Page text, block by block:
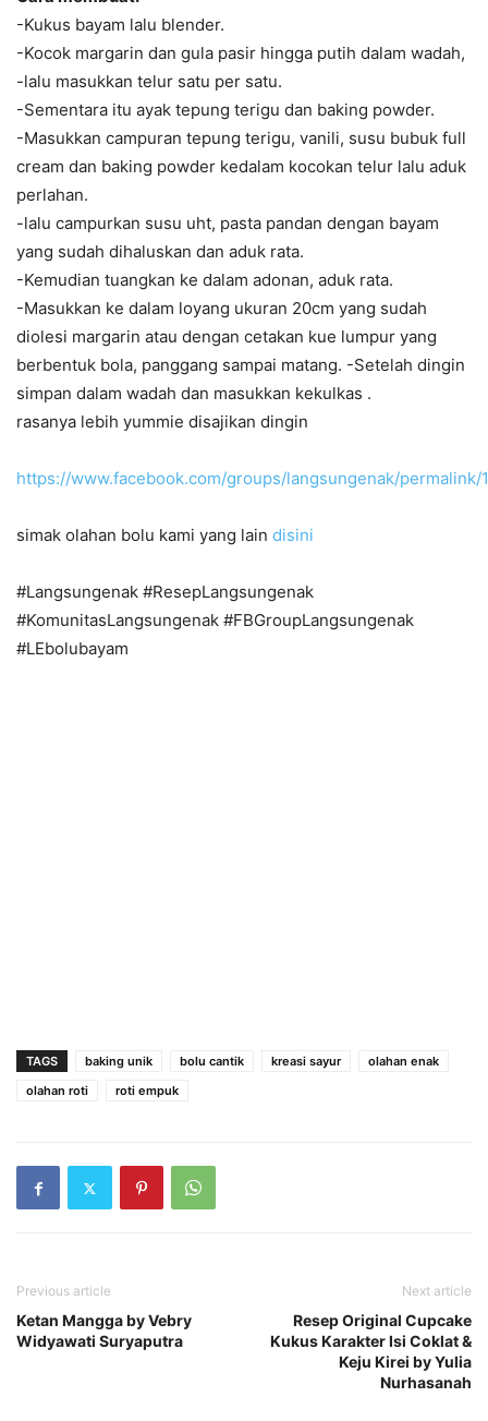
-Kukus bayam lalu blender.
-Kocok margarin dan gula pasir hingga putih dalam wadah,
-lalu masukkan telur satu per satu.
-Sementara itu ayak tepung terigu dan baking powder.
-Masukkan campuran tepung terigu, vanili, susu bubuk full
cream dan baking powder kedalam kocokan telur lalu aduk
perlahan.
-lalu campurkan susu uht, pasta pandan dengan bayam
yang sudah dihaluskan dan aduk rata.
-Kemudian tuangkan ke dalam adonan, aduk rata.
-Masukkan ke dalam loyang ukuran 20cm yang sudah
diolesi margarin atau dengan cetakan kue lumpur yang
berbentuk bola, panggang sampai matang. -Setelah dingin
simpan dalam wadah dan masukkan kekulkas .
rasanya lebih yummie disajikan dingin
https://www.facebook.com/groups/langsungenak/
simak olahan bolu kami yang lain disini
#Langsungenak #ResepLangsungenak
#KomunitasLangsungenak #FBGroupLangsungenak
#LEbolubayam
TAGS baking unik bolu cantik kreasi sayur
olahan enak
olahan roti
roti empuk
Previous article
Ketan Mangga by Vebry
Widyawati Suryaputra
Next article
Resep Original Cupcake
Kukus Karakter Isi Coklat &
Keju Kirei by Yulia
Nurhasanah